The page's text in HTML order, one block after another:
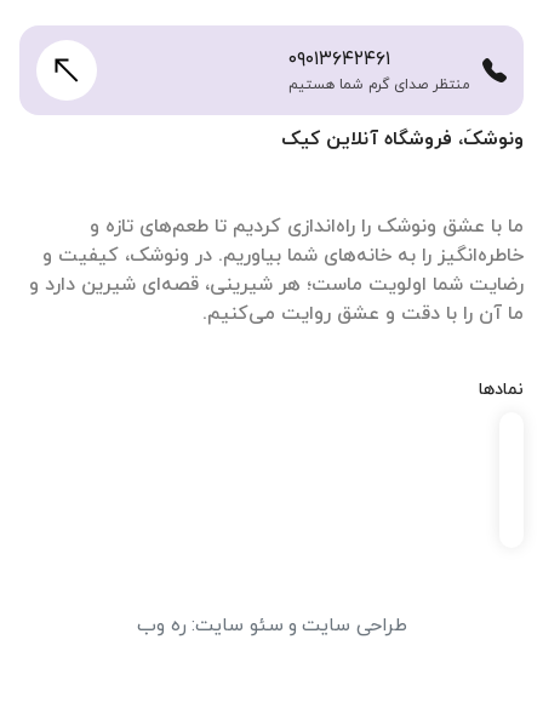
ونوشکَ، فروشگاه آنلاین کیک
ما با عشق ونوشک را راه‌اندازی کردیم تا طعم‌های تازه و
خاطره‌انگیز را به خانه‌های شما بیاوریم. در ونوشک، کیفیت و
رضایت شما اولویت ماست؛ هر شیرینی، قصه‌ای شیرین دارد و
ما آن را با دقت و عشق روایت می‌کنیم.
نمادها
۰۹۰۱۳۶۴۲۴۶۱
منتظر صدای گرم شما هستیم
طراحی سایت و سئو سایت: ره وب